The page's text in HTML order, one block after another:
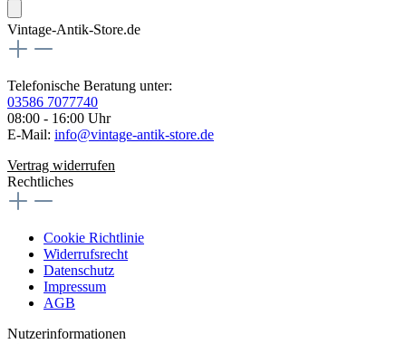
Vintage-Antik-Store.de
Telefonische Beratung unter:
03586 7077740
08:00 - 16:00 Uhr
E-Mail: info@vintage-antik-store.de
Vertrag widerrufen
Rechtliches
Cookie Richtlinie
Widerrufsrecht
Datenschutz
Impressum
AGB
Nutzerinformationen